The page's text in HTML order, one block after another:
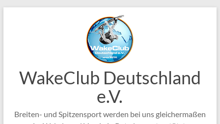
WakeClub Deutschland
e.V.
Breiten- und Spitzensport werden bei uns gleichermaßen